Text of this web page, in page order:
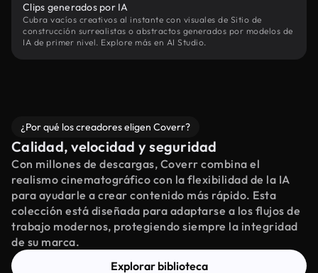
Clips generados por IA
Cubra vacíos creativos al instante con visuales de Sitio de
construcción surrealistas o abstractos generados por modelos de
IA de primer nivel. Explore más en AI Studio.
¿Por qué los creadores eligen Coverr?
Calidad, velocidad y seguridad
Con millones de descargas, Coverr combina el
realismo cinematográfico con la flexibilidad de la IA
para ayudarle a crear contenido más rápido. Esta
colección está diseñada para adaptarse a los flujos de
trabajo modernos, protegiendo siempre la integridad
de su marca.
Explorar biblioteca